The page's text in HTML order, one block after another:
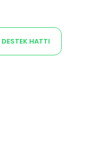
HATTI